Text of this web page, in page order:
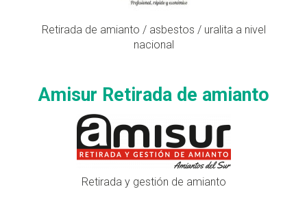
Retirada de amianto / asbestos / uralita a nivel
nacional
Amisur Retirada de amianto
Retirada y gestión de amianto